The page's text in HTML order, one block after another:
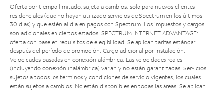
Oferta por tiempo limitado; sujeta a cambios; solo para nuevos clientes
residenciales (que no hayan utilizado servicios de Spectrum en los últimos
30 días) y que estén al día en pagos con Spectrum. Los impuestos y cargos
son adicionales en ciertos estados. SPECTRUM INTERNET ADVANTAGE:
oferta con base en requisitos de elegibilidad. Se aplican tarifas estándar
después del período de promoción. Cargo adicional por instalación.
Velocidades basadas en conexión alámbrica. Las velocidades reales
(incluyendo conexión inalámbrica) varían y no están garantizadas. Servicios
sujetos a todos los términos y condiciones de servicio vigentes, los cuales
están sujetos a cambios. No están disponibles en todas las áreas. Se aplican